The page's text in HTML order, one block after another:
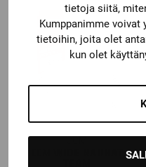
tietoja siitä,
Kumppanimme
tietoihin, joita olet
kun olet